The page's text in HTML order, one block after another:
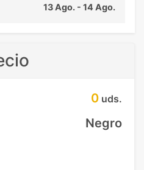
13 Ago. - 14 Ago.
0 uds.
Negro